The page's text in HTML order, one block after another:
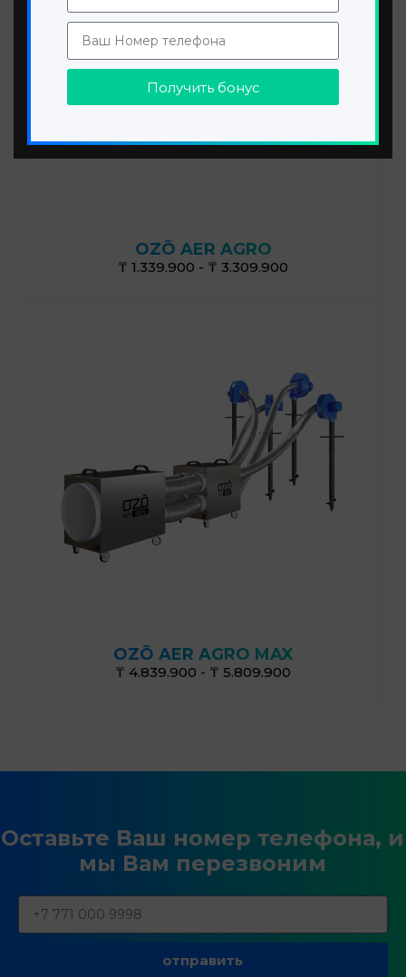
Получить бонус
OZŌ AER AGRO
₸ 1.339.900 - ₸ 3.309.900
OZŌ AER AGRO MAX
₸ 4.839.900 - ₸ 5.809.900
Оставьте Ваш номер телефона, и
мы Вам перезвоним
отправить